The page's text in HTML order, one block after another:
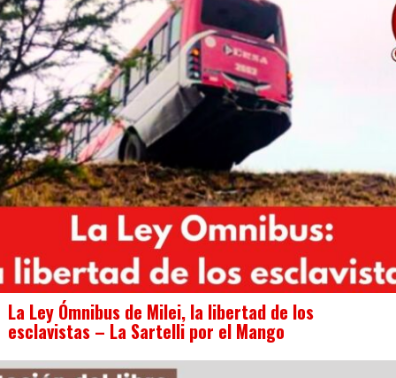
La Ley Ómnibus de Milei, la libertad de los
esclavistas – La Sartelli por el Mango